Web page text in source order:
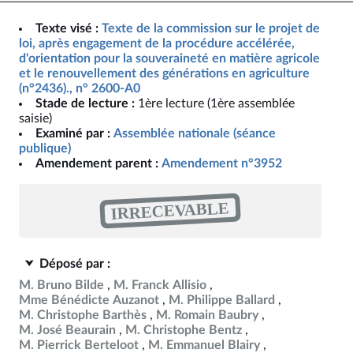
Texte visé : Texte de la commission sur le projet de
loi, après engagement de la procédure accélérée,
d'orientation pour la souveraineté en matière agricole
et le renouvellement des générations en agriculture
(n°2436)., n° 2600-A0
Stade de lecture : 1ère lecture (1ère assemblée
saisie)
Examiné par : Assemblée nationale (séance
publique)
Amendement parent : Amendement n°3952
IRRECEVABLE
Déposé par :
M. Bruno Bilde
M. Franck Allisio
Mme Bénédicte Auzanot
M. Philippe Ballard
M. Christophe Barthès
M. Romain Baubry
M. José Beaurain
M. Christophe Bentz
M. Pierrick Berteloot
M. Emmanuel Blairy